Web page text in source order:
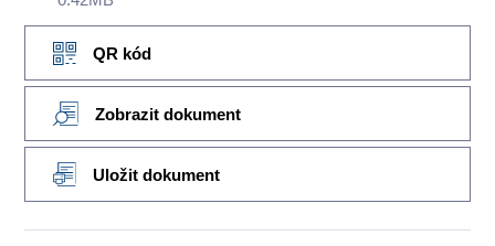
QR kód
Zobrazit dokument
Uložit dokument